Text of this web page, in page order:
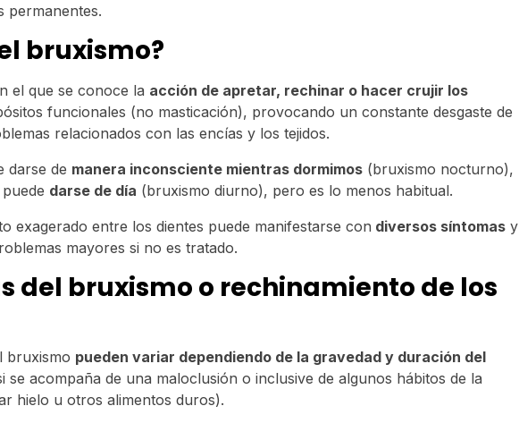
permanentes.
bruxismo?
el que se conoce la acción de apretar, rechinar o hacer crujir los
funcionales (no masticación), provocando un constante desgaste de
relacionados con las encías y los tejidos.
darse de manera inconsciente mientras dormimos (bruxismo nocturno),
darse de día (bruxismo diurno), pero es lo menos habitual.
exagerado entre los dientes puede manifestarse con diversos síntomas y
mayores si no es tratado.
del bruxismo o rechinamiento de los
bruxismo pueden variar dependiendo de la gravedad y duración del
se acompaña de una maloclusión o inclusive de algunos hábitos de la
hielo u otros alimentos duros).